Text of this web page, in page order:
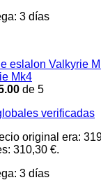
3 días
Mk4
de 5
verificadas
original era:
310,30 €.
3 días